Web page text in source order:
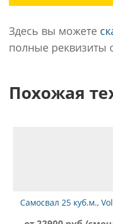
Здесь вы можете
полные реквизиты
Похожая
Самосвал 25 куб.м.,